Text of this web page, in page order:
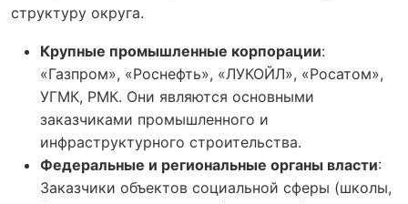
структуру округа.
Крупные промышленные корпорации:
«Газпром», «Роснефть», «ЛУКОЙЛ», «Росатом»,
УГМК, РМК. Они являются основными
заказчиками промышленного и
инфраструктурного строительства.
Федеральные и региональные органы власти:
Заказчики объектов социальной сферы (школы,